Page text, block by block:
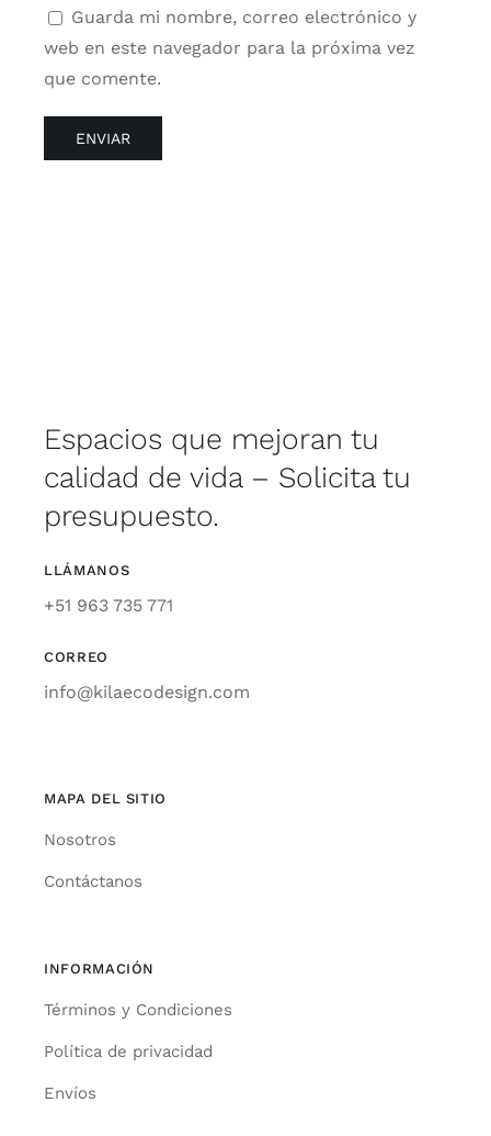
Guarda mi nombre, correo electrónico y
web en este navegador para la próxima vez
que comente.
Espacios que mejoran tu
calidad de vida – Solicita tu
presupuesto.
LLÁMANOS
+51 963 735 771
CORREO
info@kilaecodesign.com
MAPA DEL SITIO
Nosotros
Contáctanos
INFORMACIÓN
Términos y Condiciones
Política de privacidad
Envíos